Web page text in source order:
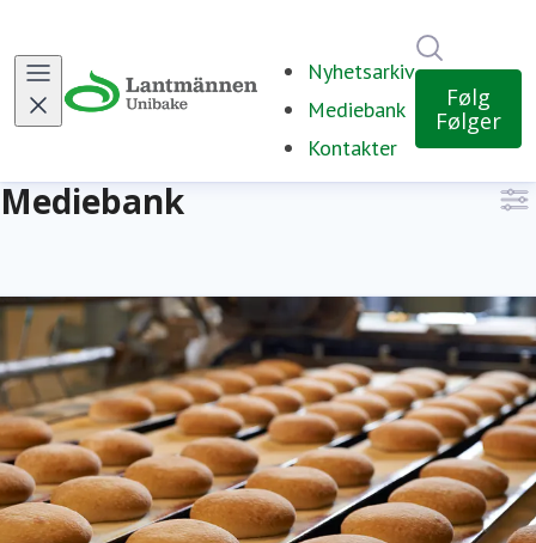
Nyhetsarkiv
Mediebank
Kontakter
Følg
Følger
Mediebank